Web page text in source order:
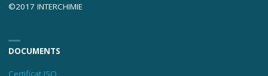
©2017 INTERCHIMIE
DOCUMENTS
Certificat ISO